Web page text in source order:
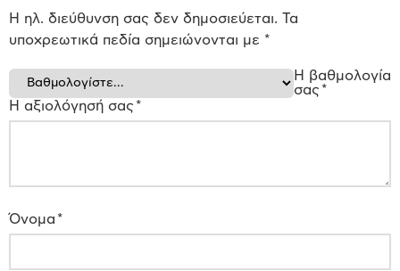
Η ηλ. διεύθυνση σας δεν δημοσιεύεται. Τα
υποχρεωτικά πεδία σημειώνονται με *
Η βαθμολογία
σας *
Η αξιολόγησή σας *
Όνομα *